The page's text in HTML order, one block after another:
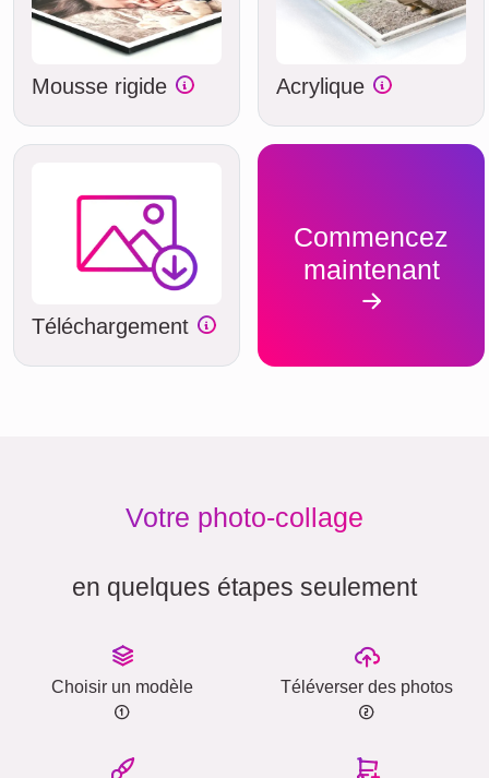
Mousse rigide Acrylique
Téléchargement
Commencez
maintenant
Votre photo-collage
en quelques étapes seulement
Choisir un modèle Téléverser des photos